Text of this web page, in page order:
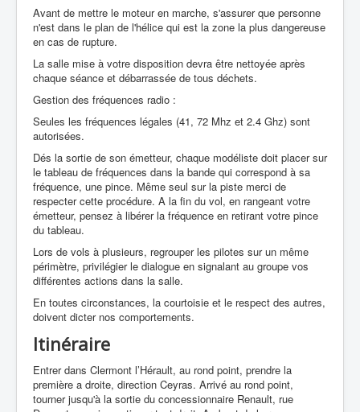
Avant de mettre le moteur en marche, s'assurer que personne
n'est dans le plan de l'hélice qui est la zone la plus dangereuse
en cas de rupture.
La salle mise à votre disposition devra être nettoyée après
chaque séance et débarrassée de tous déchets.
Gestion des fréquences radio :
Seules les fréquences légales (41, 72 Mhz et 2.4 Ghz) sont
autorisées.
Dés la sortie de son émetteur, chaque modéliste doit placer sur
le tableau de fréquences dans la bande qui correspond à sa
fréquence, une pince. Même seul sur la piste merci de
respecter cette procédure. A la fin du vol, en rangeant votre
émetteur, pensez à libérer la fréquence en retirant votre pince
du tableau.
Lors de vols à plusieurs, regrouper les pilotes sur un même
périmètre, privilégier le dialogue en signalant au groupe vos
différentes actions dans la salle.
En toutes circonstances, la courtoisie et le respect des autres,
doivent dicter nos comportements.
Itinéraire
Entrer dans Clermont l’Hérault, au rond point, prendre la
première a droite, direction Ceyras. Arrivé au rond point,
tourner jusqu'à la sortie du concessionnaire Renault, rue